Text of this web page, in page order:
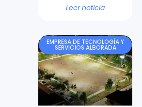
Leer noticia
EMPRESA DE TECNOLOGÍA Y
SERVICIOS ALBORADA